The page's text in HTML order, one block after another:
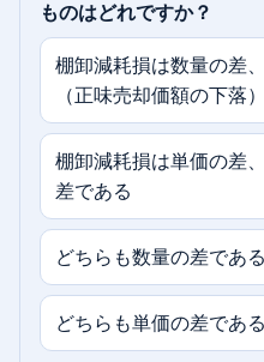
ものはどれですか？
棚卸減耗損は数量の差
（正味売却価額の下落
棚卸減耗損は単価の差
差である
どちらも数量の差である
どちらも単価の差である